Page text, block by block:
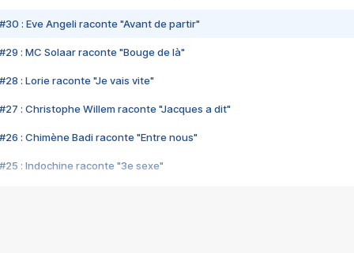
#30 : Eve Angeli raconte "Avant de partir"
#29 : MC Solaar raconte "Bouge de là"
#28 : Lorie raconte "Je vais vite"
#27 : Christophe Willem raconte "Jacques a dit"
#26 : Chimène Badi raconte "Entre nous"
#25 : Indochine raconte "3e sexe"